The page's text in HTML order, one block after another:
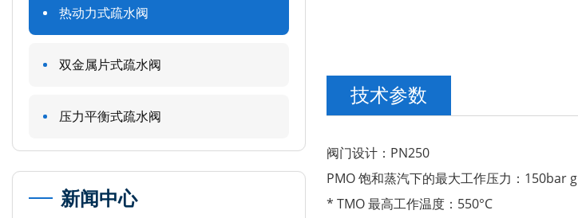
热动力式疏水阀
双金属片式疏水阀
压力平衡式疏水阀
新闻中心
技术参数
阀门设计：PN250
PMO 饱和蒸汽下的最大工作压力：150bar g
* TMO 最高工作温度：550°C